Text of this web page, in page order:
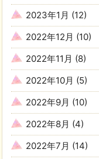
2023年1月 (12)
2022年12月 (10)
2022年11月 (8)
2022年10月 (5)
2022年9月 (10)
2022年8月 (4)
2022年7月 (14)